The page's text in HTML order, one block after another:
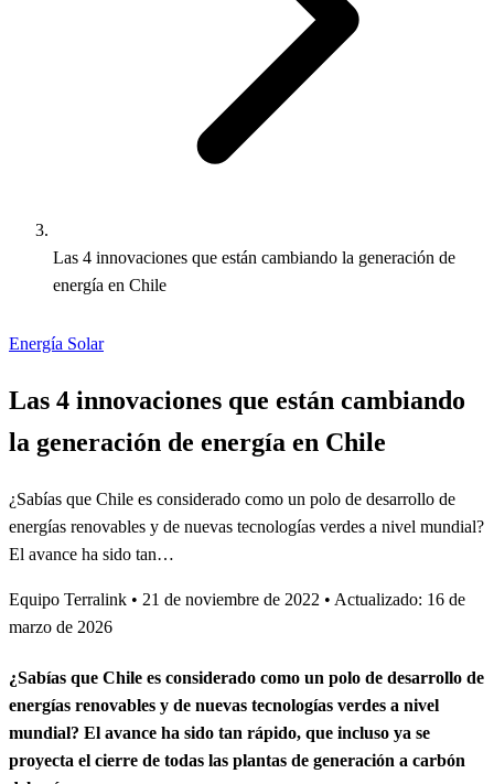
Las 4 innovaciones que están cambiando la generación de
energía en Chile
Energía Solar
Las 4 innovaciones que están cambiando
la generación de energía en Chile
¿Sabías que Chile es considerado como un polo de desarrollo de
energías renovables y de nuevas tecnologías verdes a nivel mundial?
El avance ha sido tan…
Equipo Terralink • 21 de noviembre de 2022 • Actualizado: 16 de
marzo de 2026
¿Sabías que Chile es considerado como un polo de desarrollo de
energías renovables y de nuevas tecnologías verdes a nivel
mundial? El avance ha sido tan rápido, que incluso ya se
proyecta el cierre de todas las plantas de generación a carbón